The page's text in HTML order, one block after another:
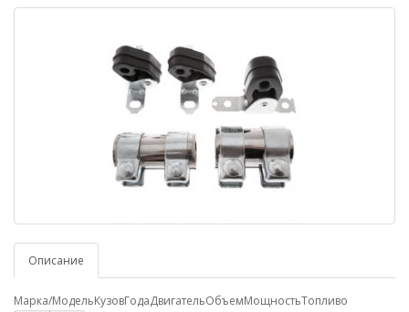
Описание
Марка/МодельКузовГодаДвигательОбъемМощностьТопливо